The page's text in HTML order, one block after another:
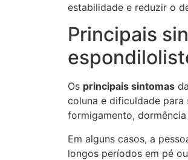
estabilidade e reduzir o
Principais
Os principais sintomas
coluna e dificuldade para
formigamento,
Em alguns casos, a
longos períodos em pé